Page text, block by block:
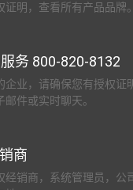
证明，查看所有产品品牌。
务 800-820-8132
企业，请确保您有授权证
件或实时聊天。
商
经销商，系统管理员，公